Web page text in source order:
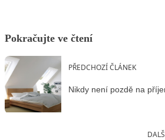
Pokračujte ve čtení
PŘEDCHOZÍ ČLÁNEK
Nikdy není pozdě na